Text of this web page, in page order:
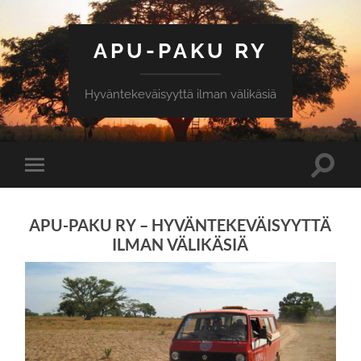
APU-PAKU RY
Hyväntekeväisyyttä ilman välikäsiä
Toggle
mobile
Toggle
APU-PAKU RY – HYVÄNTEKEVÄISYYTTÄ
ILMAN VÄLIKÄSIÄ